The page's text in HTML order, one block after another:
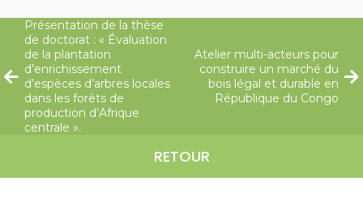
Présentation de la thèse
de doctorat : « Évaluation
de la plantation
d’enrichissement
d’espèces d’arbres locales
dans les forêts de
production d’Afrique
centrale ».
RETOUR
Atelier multi-acteurs pour
construire un marché du
bois légal et durable en
République du Congo